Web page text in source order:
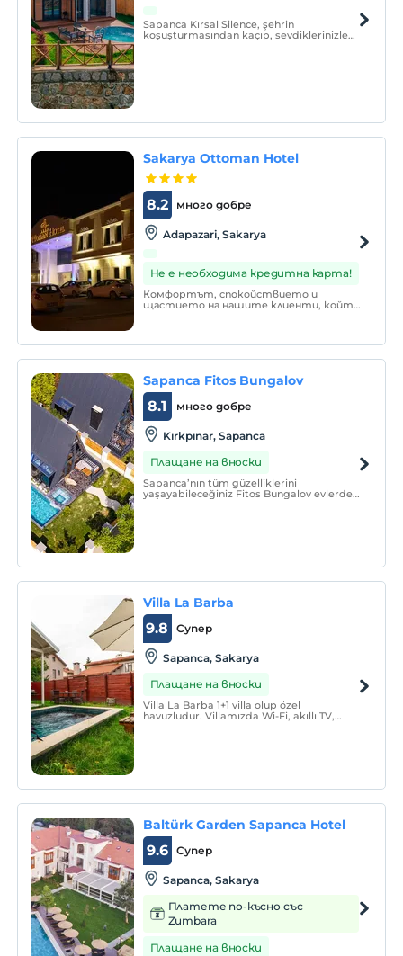
Sapanca Kırsal Silence, şehrin
koşuşturmasından kaçıp, sevdiklerinizle
Sakarya Ottoman Hotel
много добре
8.2
Adapazari, Sakarya
Не е необходима кредитна карта!
Комфортът, спокойствието и
щастието на нашите клиенти, който
Sapanca Fitos Bungalov
много добре
8.1
Kırkpınar, Sapanca
Плащане на вноски
Sapanca’nın tüm güzelliklerini
yaşayabileceğiniz Fitos Bungalov evlerde,
Villa La Barba
Супер
9.8
Sapanca, Sakarya
Плащане на вноски
Villa La Barba 1+1 villa olup özel
havuzludur. Villamızda Wi-Fi, akıllı TV,
Baltürk Garden Sapanca Hotel
Супер
9.6
Sapanca, Sakarya
Платете по-късно със
Zumbara
Плащане на вноски